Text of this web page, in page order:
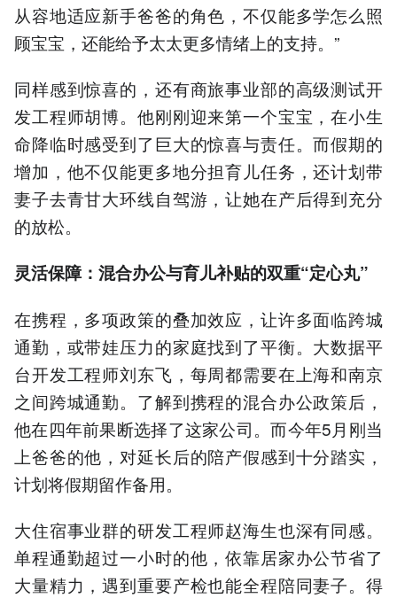
从容地适应新手爸爸的角色，不仅能多学怎么照
顾宝宝，还能给予太太更多情绪上的支持。”
同样感到惊喜的，还有商旅事业部的高级测试开
发工程师胡博。他刚刚迎来第一个宝宝，在小生
命降临时感受到了巨大的惊喜与责任。而假期的
增加，他不仅能更多地分担育儿任务，还计划带
妻子去青甘大环线自驾游，让她在产后得到充分
的放松。
灵活保障：混合办公与育儿补贴的双重“定心丸”
在携程，多项政策的叠加效应，让许多面临跨城
通勤，或带娃压力的家庭找到了平衡。大数据平
台开发工程师刘东飞，每周都需要在上海和南京
之间跨城通勤。了解到携程的混合办公政策后，
他在四年前果断选择了这家公司。而今年5月刚当
上爸爸的他，对延长后的陪产假感到十分踏实，
计划将假期留作备用。
大住宿事业群的研发工程师赵海生也深有同感。
单程通勤超过一小时的他，依靠居家办公节省了
大量精力，遇到重要产检也能全程陪同妻子。得